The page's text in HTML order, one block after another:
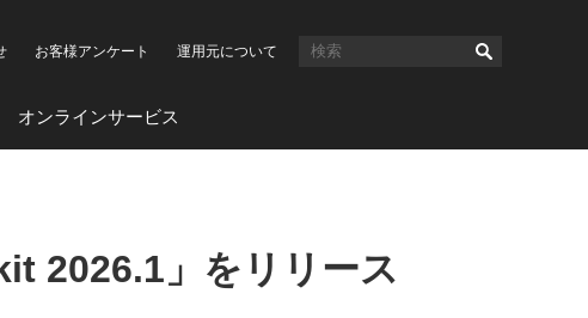
お客様アンケート 運用元について
オンラインサービス
2026.1」をリリース